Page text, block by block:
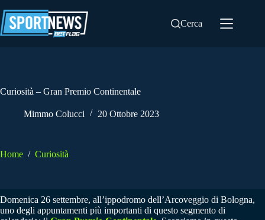
al
contenuto
Cerca
Curiosità – Gran Premio Continentale
Mimmo Colucci 20 Ottobre 2023
Home / Curiosità
Domenica 26 settembre, all’ippodromo dell’Arcoveggio di Bologna,
uno degli appuntamenti più importanti di questo segmento di